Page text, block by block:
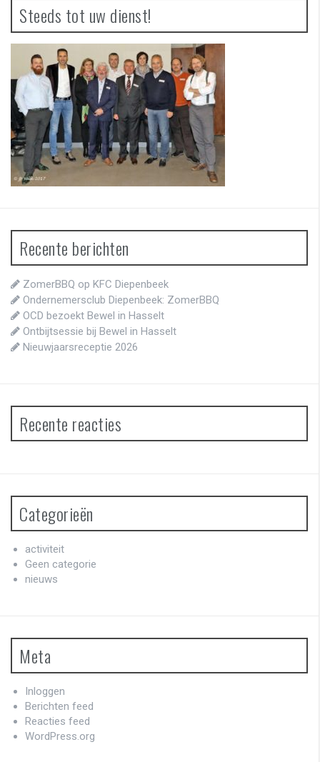
Steeds tot uw dienst!
Recente berichten
ZomerBBQ op KFC Diepenbeek
Ondernemersclub Diepenbeek: ZomerBBQ
OCD bezoekt Bewel in Hasselt
Ontbijtsessie bij Bewel in Hasselt
Nieuwjaarsreceptie 2026
Recente reacties
Categorieën
activiteit
Geen categorie
nieuws
Meta
Inloggen
Berichten feed
Reacties feed
WordPress.org